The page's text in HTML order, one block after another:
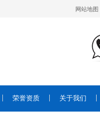
网站地图 |
荣誉资质 关于我们